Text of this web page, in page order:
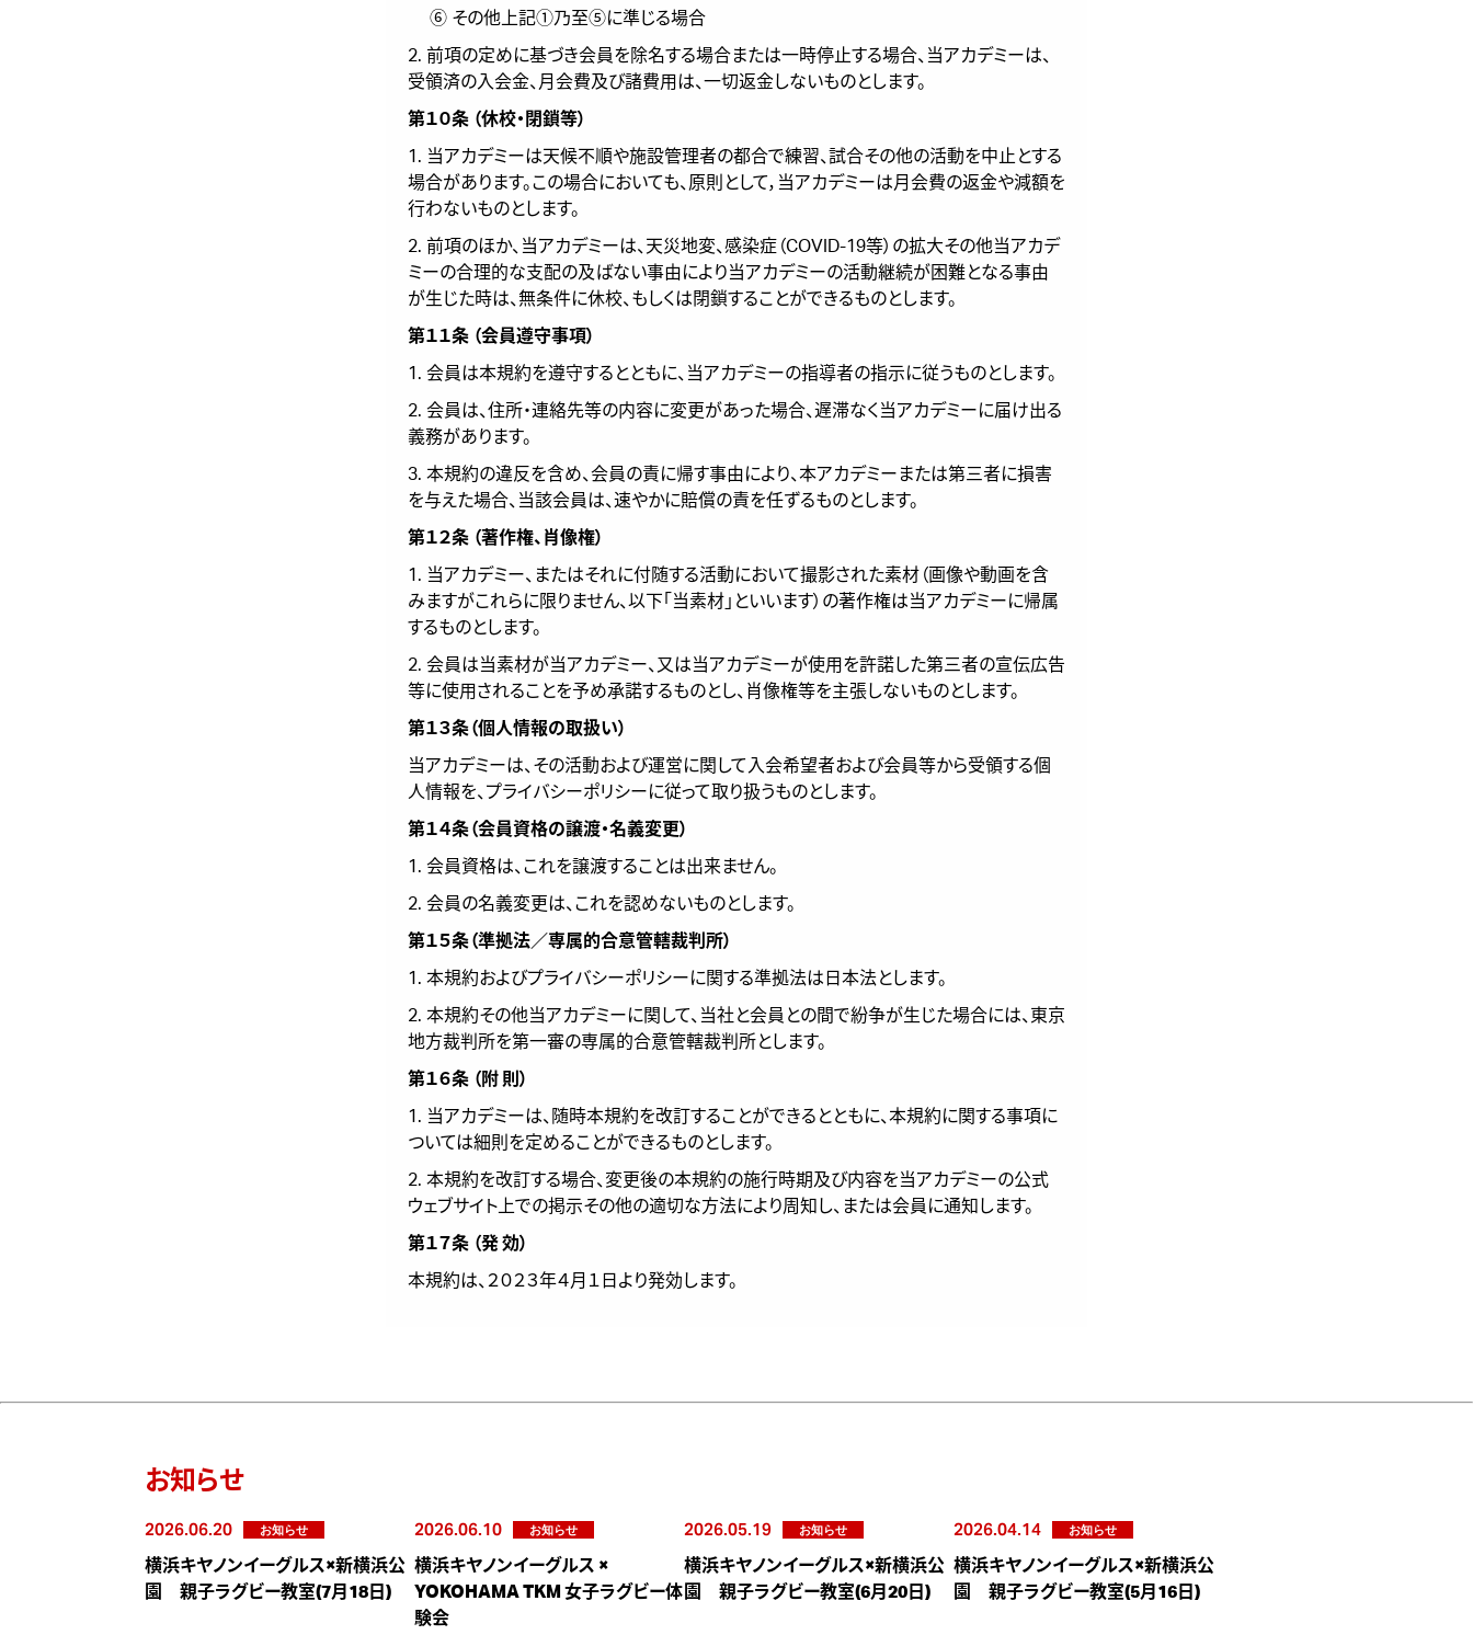
⑥ その他上記①乃至⑤に準じる場合
2. 前項の定めに基づき会員を除名する場合または一時停止する場合、当アカデミーは、
受領済の入会金、月会費及び諸費用は、一切返金しないものとします。
第１０条 （休校・閉鎖等）
1. 当アカデミーは天候不順や施設管理者の都合で練習、試合その他の活動を中止とする
場合があります。この場合においても、原則として，当アカデミーは月会費の返金や減額を
行わないものとします。
2. 前項のほか、当アカデミーは、天災地変、感染症（COVID-19等）の拡大その他当アカデ
ミーの合理的な支配の及ばない事由により当アカデミーの活動継続が困難となる事由
が生じた時は、無条件に休校、もしくは閉鎖することができるものとします。
第１１条 （会員遵守事項）
1. 会員は本規約を遵守するとともに、当アカデミーの指導者の指示に従うものとします。
2. 会員は、住所・連絡先等の内容に変更があった場合、遅滞なく当アカデミーに届け出る
義務があります。
3. 本規約の違反を含め、会員の責に帰す事由により、本アカデミーまたは第三者に損害
を与えた場合、当該会員は、速やかに賠償の責を任ずるものとします。
第１２条 （著作権、肖像権）
1. 当アカデミー、またはそれに付随する活動において撮影された素材（画像や動画を含
みますがこれらに限りません、以下「当素材」といいます）の著作権は当アカデミーに帰属
するものとします。
2. 会員は当素材が当アカデミー、又は当アカデミーが使用を許諾した第三者の宣伝広告
等に使用されることを予め承諾するものとし、肖像権等を主張しないものとします。
第１３条（個人情報の取扱い）
当アカデミーは、その活動および運営に関して入会希望者および会員等から受領する個
人情報を、 プライバシーポリシーに従って取り扱うものとします。
第１４条（会員資格の譲渡・名義変更）
1. 会員資格は、これを譲渡することは出来ません。
2. 会員の名義変更は、これを認めないものとします。
第１５条（準拠法／専属的合意管轄裁判所）
1. 本規約およびプライバシーポリシーに関する準拠法は日本法とします。
2. 本規約その他当アカデミーに関して、当社と会員との間で紛争が生じた場合には、東京
地方裁判所を第一審の専属的合意管轄裁判所とします。
第１６条 （附 則）
1. 当アカデミーは、随時本規約を改訂することができるとともに、本規約に関する事項に
ついては細則を定めることができるものとします。
2. 本規約を改訂する場合、変更後の本規約の施行時期及び内容を当アカデミーの公式
ウェブサイト上での掲示その他の適切な方法により周知し、または会員に通知します。
第１７条 （発 効）
本規約は、２０２３年４月１日より発効します。
お知らせ
2026.06.20 お知らせ
横浜キヤノンイーグルス×新横浜公
園 親子ラグビー教室(7月18日)
2026.06.10 お知らせ
横浜キヤノンイーグルス ×
YOKOHAMA TKM 女子ラグビー体
験会
2026.05.19 お知らせ
横浜キヤノンイーグルス×新横浜公
園 親子ラグビー教室(6月20日)
2026.04.14 お知らせ
横浜キヤノンイーグルス×新横浜公
園 親子ラグビー教室(5月16日)